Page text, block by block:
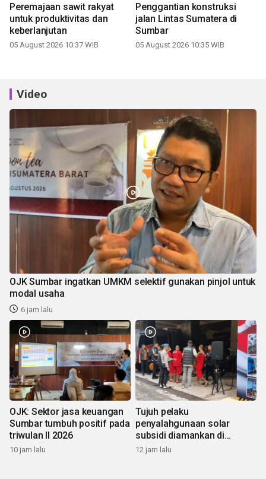
Peremajaan sawit rakyat
untuk produktivitas dan
keberlanjutan
05 August 2026 10:37 WIB
Penggantian konstruksi
jalan Lintas Sumatera di
Sumbar
05 August 2026 10:35 WIB
Video
OJK Sumbar ingatkan UMKM selektif gunakan pinjol untuk
modal usaha
6 jam lalu
OJK: Sektor jasa keuangan
Sumbar tumbuh positif pada
triwulan II 2026
10 jam lalu
Tujuh pelaku
penyalahgunaan solar
subsidi diamankan di
Sumbar
12 jam lalu